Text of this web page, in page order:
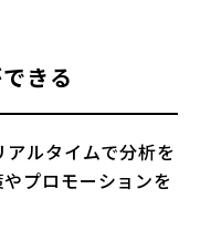
きる
ルタイムで分析を
プロモーションを